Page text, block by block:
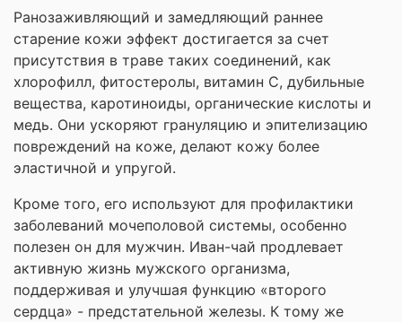
Ранозаживляющий и замедляющий раннее
старение кожи эффект достигается за счет
присутствия в траве таких соединений, как
хлорофилл, фитостеролы, витамин С, дубильные
вещества, каротиноиды, органические кислоты и
медь. Они ускоряют грануляцию и эпителизацию
повреждений на коже, делают кожу более
эластичной и упругой.
Кроме того, его используют для профилактики
заболеваний мочеполовой системы, особенно
полезен он для мужчин. Иван-чай продлевает
активную жизнь мужского организма,
поддерживая и улучшая функцию «второго
сердца» - предстательной железы. К тому же